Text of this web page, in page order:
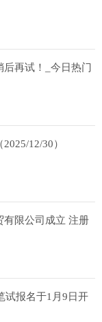
再试！_今日热门
12/30）
有限公司成立 注册
试报名于1月9日开